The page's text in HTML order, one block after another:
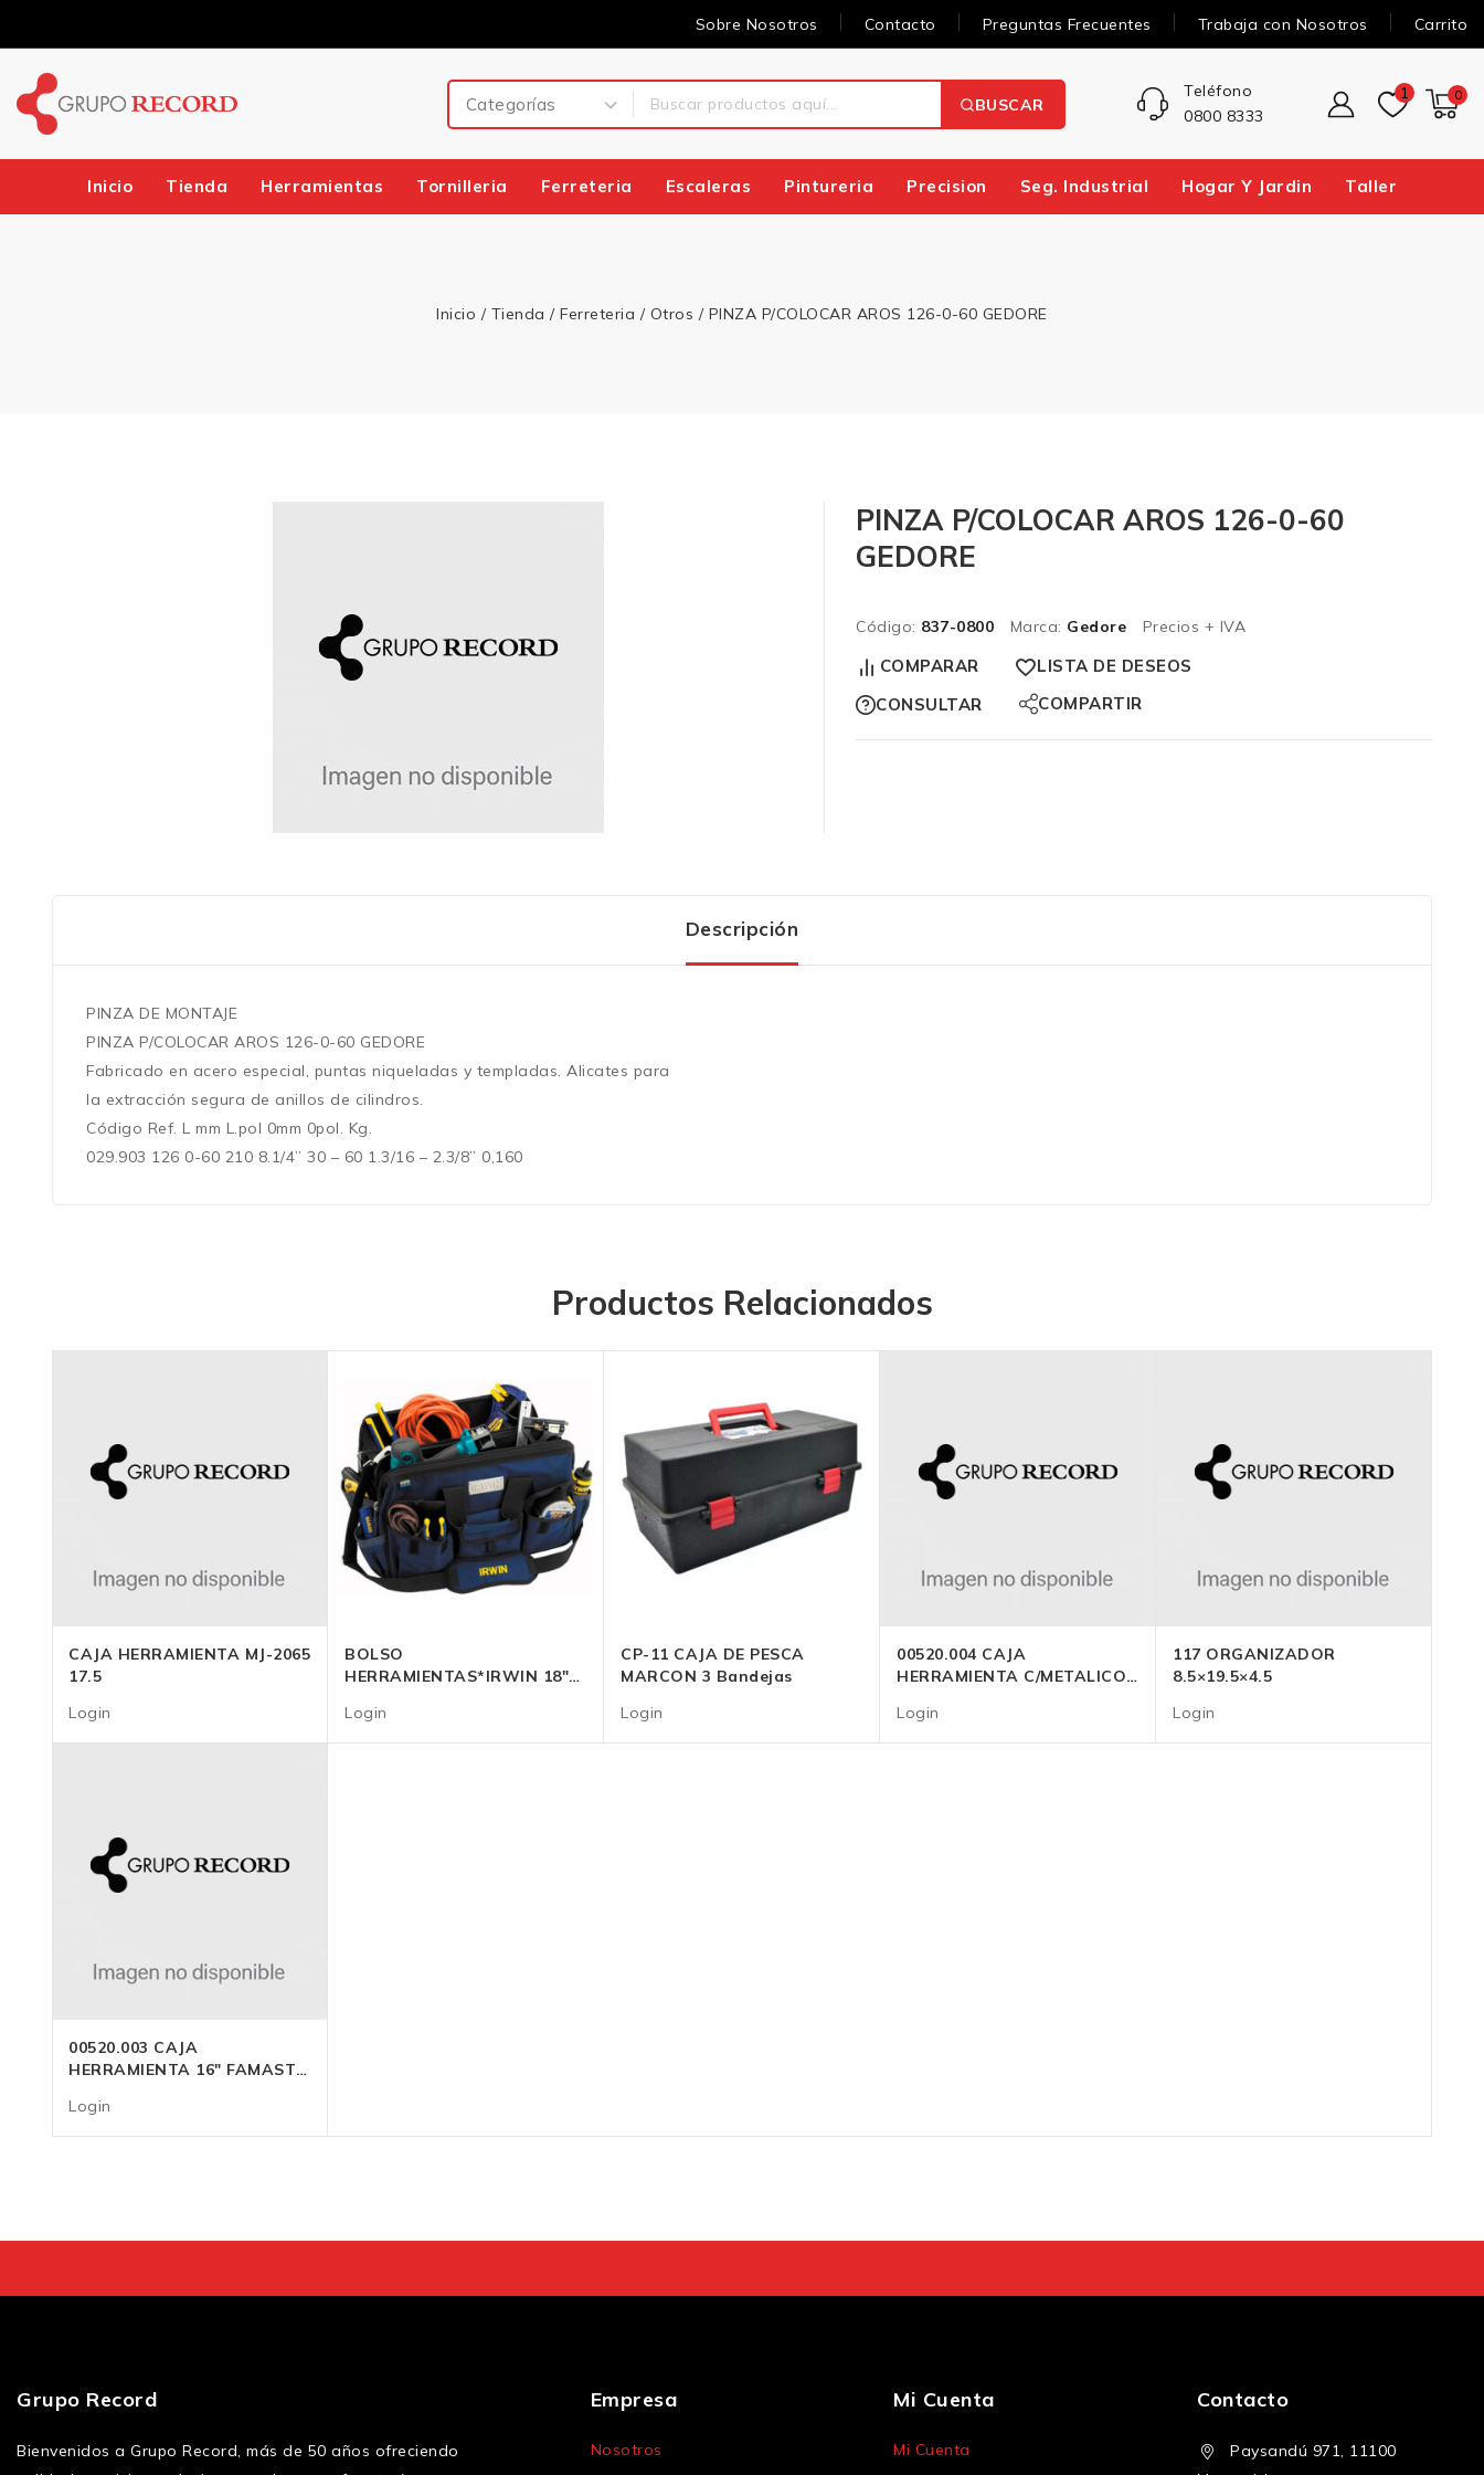
Sobre Nosotros Contacto Preguntas Frecuentes Trabaja con Nosotros Carrito
BUSCAR
Teléfono
0800 8333
1 0
Inicio Tienda Herramientas Tornilleria Ferreteria Escaleras Pintureria Precision Seg. Industrial Hogar Y Jardin Taller
Inicio / Tienda / Ferreteria / Otros / PINZA P/COLOCAR AROS 126-0-60 GEDORE
PINZA P/COLOCAR AROS 126-0-60
GEDORE
Código: 837-0800 Marca: Gedore Precios + IVA
COMPARAR
LISTA DE DESEOS
CONSULTAR
COMPARTIR
Descripción
PINZA DE MONTAJE
PINZA P/COLOCAR AROS 126-0-60 GEDORE
Fabricado en acero especial, puntas niqueladas y templadas. Alicates para
la extracción segura de anillos de cilindros.
Código Ref. L mm L.pol 0mm 0pol. Kg.
029.903 126 0-60 210 8.1/4” 30 – 60 1.3/16 – 2.3/8” 0,160
Productos Relacionados
CAJA HERRAMIENTA MJ-2065
17.5
Login
BOLSO
HERRAMIENTAS*IRWIN 18″
Login
CP-11 CAJA DE PESCA
MARCON 3 Bandejas
Login
00520.004 CAJA
HERRAMIENTA C/METALICO
Login
117 ORGANIZADOR
8.5×19.5×4.5
Login
00520.003 CAJA
HERRAMIENTA 16″ FAMASTIL
Login
Grupo Record
Bienvenidos a Grupo Record, más de 50 años ofreciendo
Empresa
Nosotros
Mi Cuenta
Mi Cuenta
Contacto
Paysandú 971, 11100